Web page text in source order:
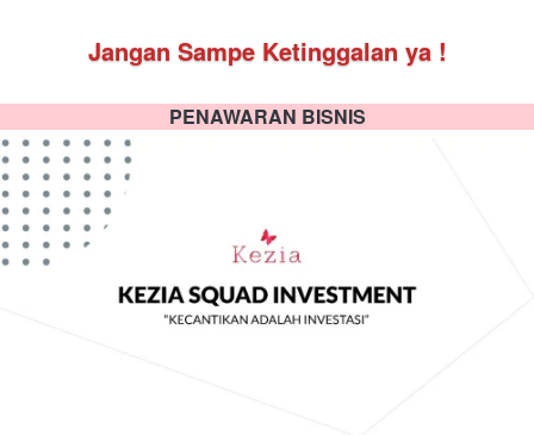
Jangan Sampe Ketinggalan ya !
PENAWARAN BISNIS